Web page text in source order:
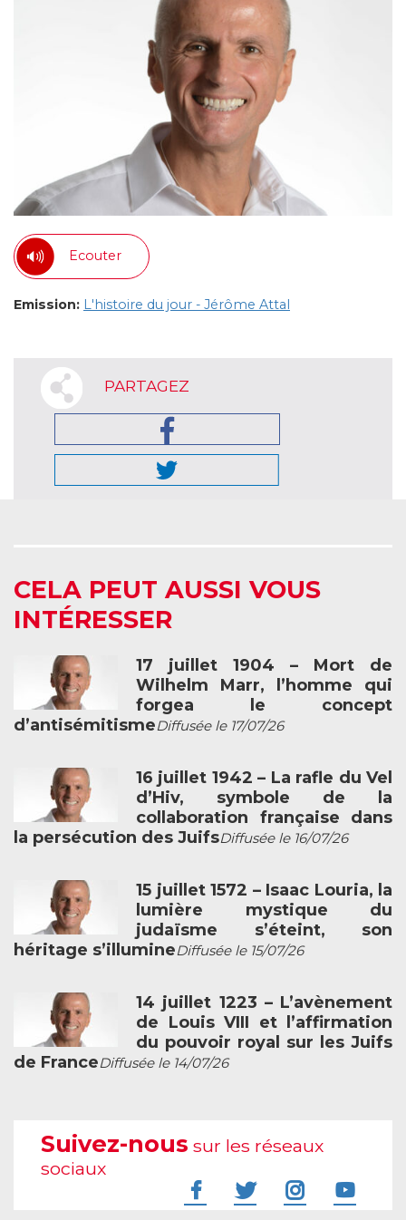
Ecouter
Emission: L'histoire du jour - Jérôme Attal
PARTAGEZ
CELA PEUT AUSSI VOUS
INTÉRESSER
17 juillet 1904 – Mort de
Wilhelm Marr, l’homme qui
forgea le concept
d’antisémitismeDiffusée le 17/07/26
16 juillet 1942 – La rafle du Vel
d’Hiv, symbole de la
collaboration française dans
la persécution des JuifsDiffusée le 16/07/26
15 juillet 1572 – Isaac Louria, la
lumière mystique du
judaïsme s’éteint, son
héritage s’illumineDiffusée le 15/07/26
14 juillet 1223 – L’avènement
de Louis VIII et l’affirmation
du pouvoir royal sur les Juifs
de FranceDiffusée le 14/07/26
Suivez-nous sur les réseaux
sociaux